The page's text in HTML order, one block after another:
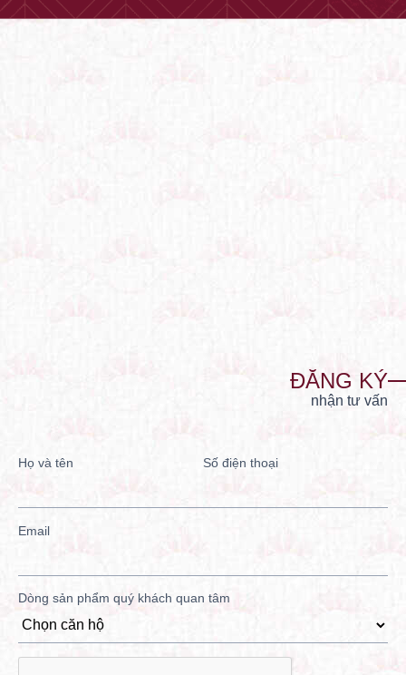
ĐĂNG KÝ
nhận tư vấn
Họ và tên Số điện thoại
Email
Dòng sản phẩm quý khách quan tâm